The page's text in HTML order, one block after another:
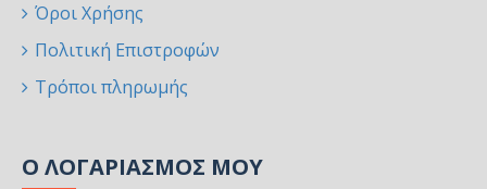
Όροι Χρήσης
Πολιτική Επιστροφών
Τρόποι πληρωμής
Ο ΛΟΓΑΡΙΑΣΜΌΣ ΜΟΥ